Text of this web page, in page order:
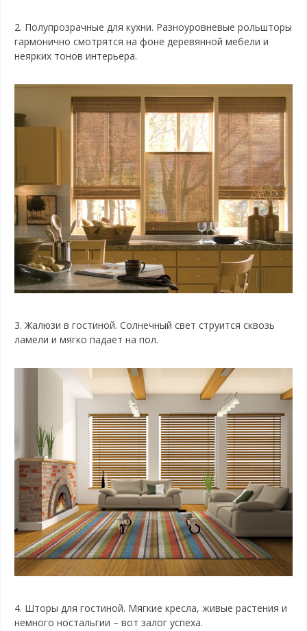
2. Полупрозрачные для кухни. Разноуровневые рольшторы
гармонично смотрятся на фоне деревянной мебели и
неярких тонов интерьера.
3. Жалюзи в гостиной. Солнечный свет струится сквозь
ламели и мягко падает на пол.
4. Шторы для гостиной. Мягкие кресла, живые растения и
немного ностальгии – вот залог успеха.